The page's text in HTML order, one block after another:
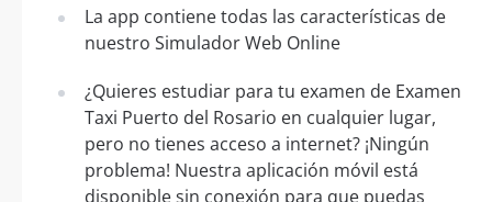
La app contiene todas las características de
nuestro Simulador Web Online
¿Quieres estudiar para tu examen de Examen
Taxi Puerto del Rosario en cualquier lugar,
pero no tienes acceso a internet? ¡Ningún
problema! Nuestra aplicación móvil está
disponible sin conexión para que puedas